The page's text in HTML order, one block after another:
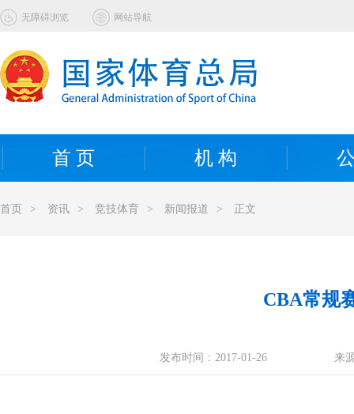
无障碍浏览 网站导航
首 页 机 构
首页 > 资讯 > 竞技体育 > 新闻报道 > 正文
CBA常规
发布时间： 2017-01-26 来